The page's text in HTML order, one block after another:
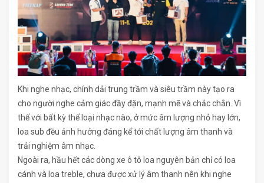
Khi nghe nhạc, chính dải trung trầm và siêu trầm này tạo ra
cho người nghe cảm giác đầy đặn, mạnh mẽ và chắc chắn. Vì
thế với bất kỳ thể loại nhạc nào, ở mức âm lượng nhỏ hay lớn,
loa sub đều ảnh hưởng đáng kể tới chất lượng âm thanh và
trải nghiệm âm nhạc.
Ngoài ra, hầu hết các dòng xe ô tô loa nguyên bản chỉ có loa
cánh và loa treble, chưa được xử lý âm thanh nên khi nghe